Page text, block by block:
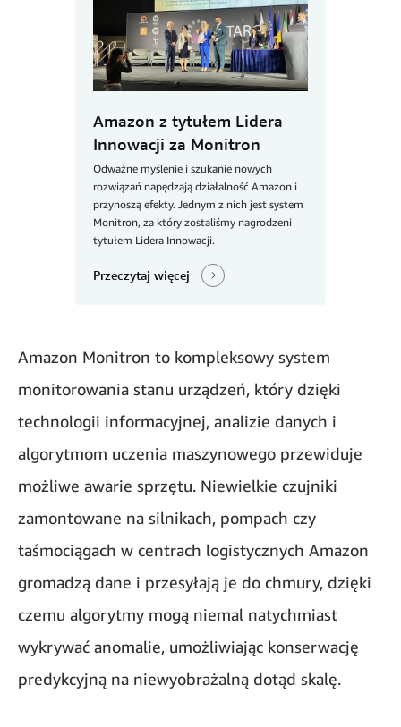
Amazon z tytułem Lidera
Innowacji za Monitron
Odważne myślenie i szukanie nowych
rozwiązań napędzają działalność Amazon i
przynoszą efekty. Jednym z nich jest system
Monitron, za który zostaliśmy nagrodzeni
tytułem Lidera Innowacji.
Przeczytaj więcej
Amazon Monitron to kompleksowy system
monitorowania stanu urządzeń, który dzięki
technologii informacyjnej, analizie danych i
algorytmom uczenia maszynowego przewiduje
możliwe awarie sprzętu. Niewielkie czujniki
zamontowane na silnikach, pompach czy
taśmociągach w centrach logistycznych Amazon
gromadzą dane i przesyłają je do chmury, dzięki
czemu algorytmy mogą niemal natychmiast
wykrywać anomalie, umożliwiając konserwację
predykcyjną na niewyobrażalną dotąd skalę.